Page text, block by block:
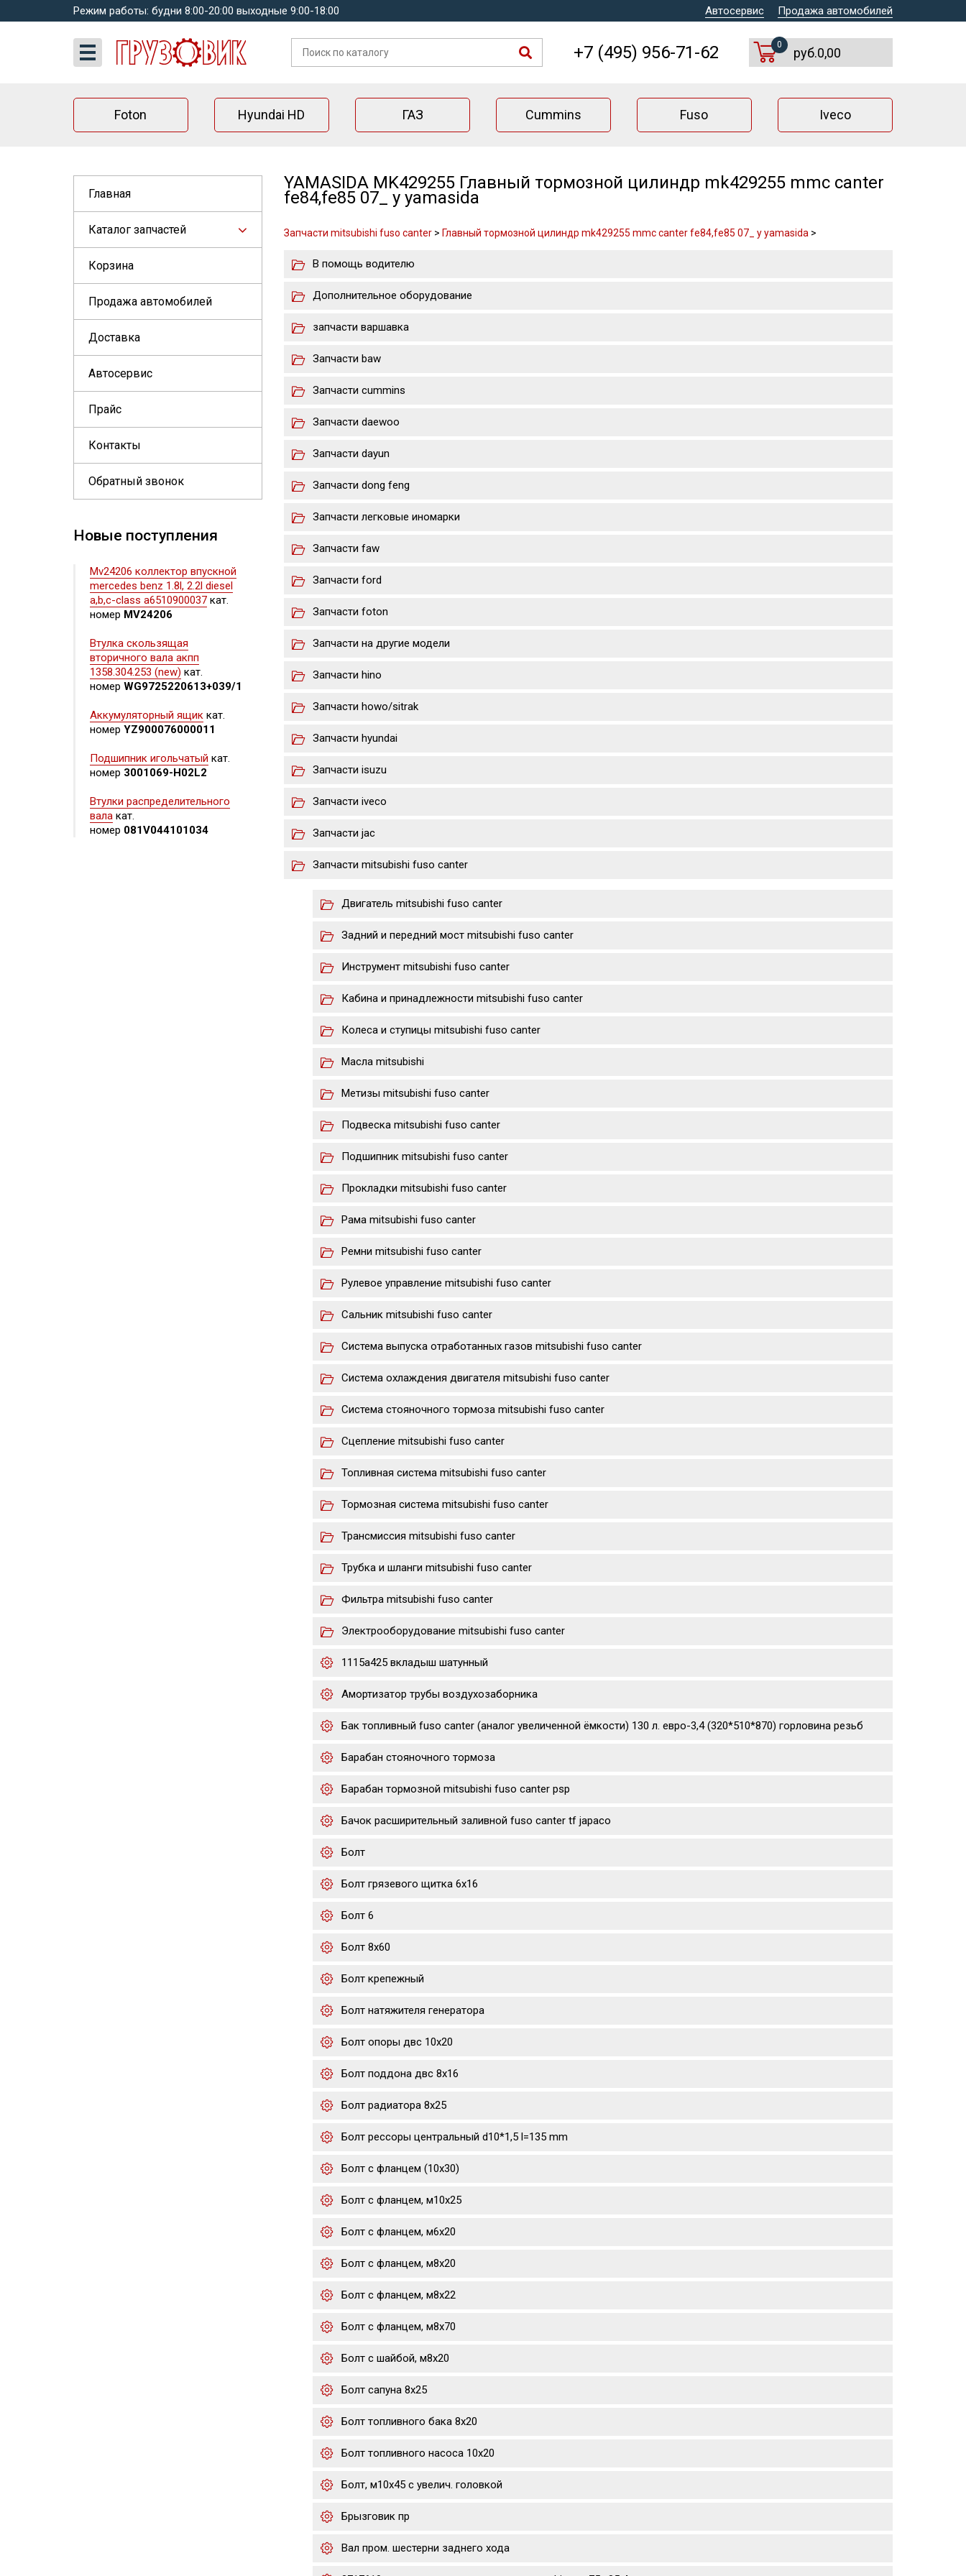
Режим работы: будни 8:00-20:00 выходные 9:00-18:00 Автосервис Продажа автомобилей
+7 (495) 956-71-62 0
руб.0,00
Foton Hyundai HD ГАЗ Cummins Fuso Iveco
Главная
Каталог запчастей
Корзина
Продажа автомобилей
Доставка
Автосервис
Прайс
Контакты
Обратный звонок
Новые поступления
Mv24206 коллектор впускной
mercedes benz 1.8l, 2.2l diesel
a,b,c-class a6510900037 кат.
номер MV24206
Втулка скользящая
вторичного вала акпп
1358.304.253 (new) кат.
номер WG9725220613+039/1
Аккумуляторный ящик кат.
номер YZ900076000011
Подшипник игольчатый кат.
номер 3001069-H02L2
Втулки распределительного
вала кат.
номер 081V044101034
YAMASIDA MK429255 Главный тормозной цилиндр mk429255 mmc canter
fe84,fe85 07_ y yamasida
Запчасти mitsubishi fuso canter> Главный тормозной цилиндр mk429255 mmc canter fe84,fe85 07_ y yamasida >
В помощь водителю
Дополнительное оборудование
запчасти варшавка
Запчасти baw
Запчасти cummins
Запчасти daewoo
Запчасти dayun
Запчасти dong feng
Запчасти легковые иномарки
Запчасти faw
Запчасти ford
Запчасти foton
Запчасти на другие модели
Запчасти hino
Запчасти howo/sitrak
Запчасти hyundai
Запчасти isuzu
Запчасти iveco
Запчасти jac
Запчасти mitsubishi fuso canter
Двигатель mitsubishi fuso canter
Задний и передний мост mitsubishi fuso canter
Инструмент mitsubishi fuso canter
Кабина и принадлежности mitsubishi fuso canter
Колеса и ступицы mitsubishi fuso canter
Масла mitsubishi
Метизы mitsubishi fuso canter
Подвеска mitsubishi fuso canter
Подшипник mitsubishi fuso canter
Прокладки mitsubishi fuso canter
Рама mitsubishi fuso canter
Ремни mitsubishi fuso canter
Рулевое управление mitsubishi fuso canter
Сальник mitsubishi fuso canter
Система выпуска отработанных газов mitsubishi fuso canter
Система охлаждения двигателя mitsubishi fuso canter
Система стояночного тормоза mitsubishi fuso canter
Сцепление mitsubishi fuso canter
Топливная система mitsubishi fuso canter
Тормозная система mitsubishi fuso canter
Трансмиссия mitsubishi fuso canter
Трубка и шланги mitsubishi fuso canter
Фильтра mitsubishi fuso canter
Электрооборудование mitsubishi fuso canter
1115a425 вкладыш шатунный
Амортизатор трубы воздухозаборника
Бак топливный fuso canter (аналог увеличенной ёмкости) 130 л. евро-3,4 (320*510*870) горловина резьб
Барабан стояночного тормоза
Барабан тормозной mitsubishi fuso canter psp
Бачок расширительный заливной fuso canter tf japaco
Болт
Болт грязевого щитка 6х16
Болт 6
Болт 8х60
Болт крепежный
Болт натяжителя генератора
Болт опоры двс 10х20
Болт поддона двс 8х16
Болт радиатора 8х25
Болт рессоры центральный d10*1,5 l=135 mm
Болт с фланцем (10x30)
Болт с фланцем, м10х25
Болт с фланцем, м6х20
Болт с фланцем, м8х20
Болт с фланцем, м8х22
Болт с фланцем, м8х70
Болт с шайбой, м8х20
Болт сапуна 8х25
Болт топливного бака 8х20
Болт топливного насоса 10х20
Болт, м10x45 с увелич. головкой
Брызговик пр
Вал пром. шестерни заднего хода